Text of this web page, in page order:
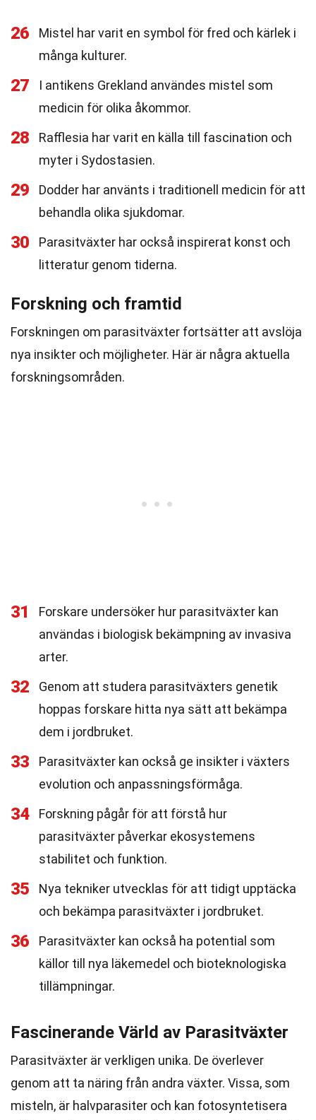
26
Mistel har varit en symbol för fred och kärlek i
många kulturer.
27
I antikens Grekland användes mistel som
medicin för olika åkommor.
28
Rafflesia har varit en källa till fascination och
myter i Sydostasien.
29
Dodder har använts i traditionell medicin för att
behandla olika sjukdomar.
30
Parasitväxter har också inspirerat konst och
litteratur genom tiderna.
Forskning och framtid
Forskningen om parasitväxter fortsätter att avslöja
nya insikter och möjligheter. Här är några aktuella
forskningsområden.
31
Forskare undersöker hur parasitväxter kan
användas i biologisk bekämpning av invasiva
arter.
32
Genom att studera parasitväxters genetik
hoppas forskare hitta nya sätt att bekämpa
dem i jordbruket.
33
Parasitväxter kan också ge insikter i växters
evolution och anpassningsförmåga.
34
Forskning pågår för att förstå hur
parasitväxter påverkar ekosystemens
stabilitet och funktion.
35
Nya tekniker utvecklas för att tidigt upptäcka
och bekämpa parasitväxter i jordbruket.
36
Parasitväxter kan också ha potential som
källor till nya läkemedel och bioteknologiska
tillämpningar.
Fascinerande Värld av Parasitväxter
Parasitväxter är verkligen unika. De överlever
genom att ta näring från andra växter. Vissa, som
misteln, är halvparasiter och kan fotosyntetisera